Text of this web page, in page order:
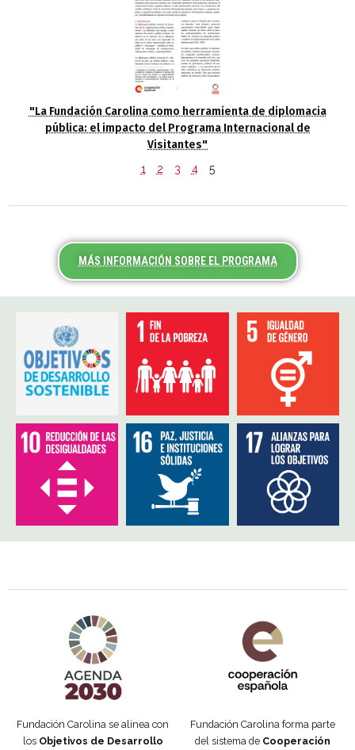
"La Fundación Carolina como herramienta de diplomacia
pública: el impacto del Programa Internacional de
Visitantes"
1 2 3 4 5
MÁS INFORMACIÓN SOBRE EL PROGRAMA
Fundación Carolina se alinea con
los Objetivos de Desarrollo
Fundación Carolina forma parte
del sistema de Cooperación